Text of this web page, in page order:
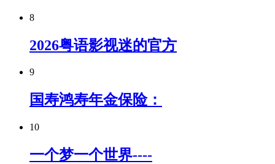
8
2026粤语影视迷的官方
9
国寿鸿寿年金保险：
10
一个梦一个世界----